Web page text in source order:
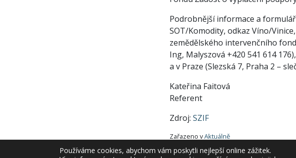
Podrobnější informace a
SOT/Komodity, odkaz Víno/
zemědělského intervenčního
Ing, Malyszová +420 541 614
a v Praze (Slezská 7, Praha 2 –
Kateřina Faitová
Referent
Zdroj: SZIF
Zařazeno vAktuálně
Používáme cookies, abychom vám poskytli nejlepší online zážitek.